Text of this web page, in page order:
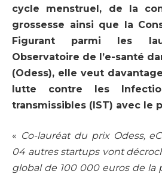
cycle menstruel, de la
grossesse ainsi que la
Figurant parmi les
Observatoire de l’e-santé
(Odess), elle veut
lutte contre les
transmissibles (IST) avec le
« Co-lauréat du prix Odess,
04 autres startups vont
global de 100 000 euros de la